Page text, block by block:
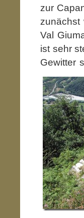
zur
zunächst
Val
ist sehr
Gewitter